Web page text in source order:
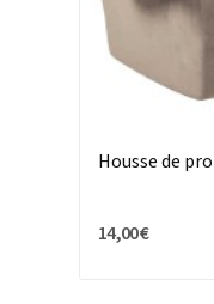
Housse de
14,00 €